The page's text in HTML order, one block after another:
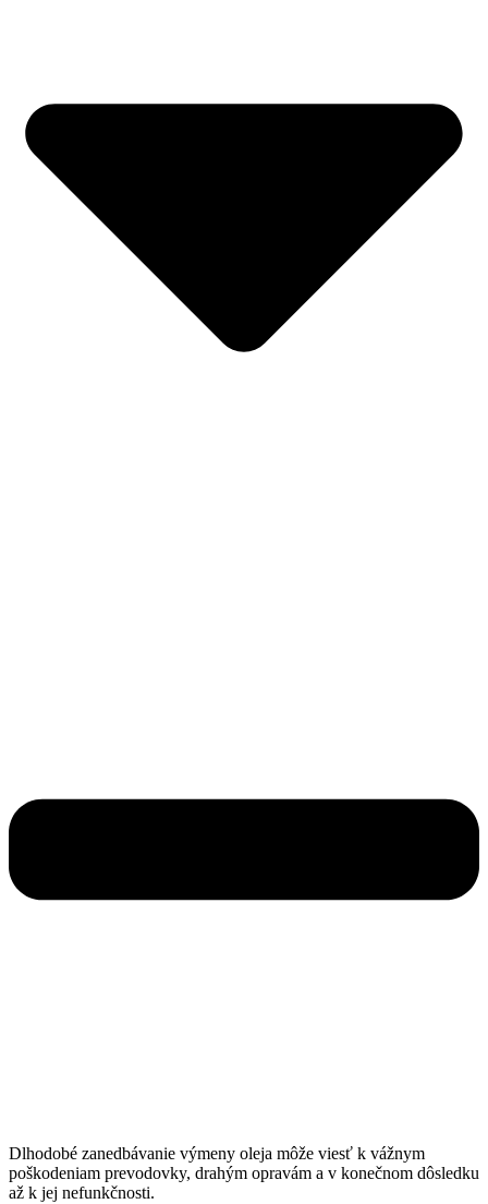
Dlhodobé zanedbávanie výmeny oleja môže viesť k vážnym
poškodeniam prevodovky, drahým opravám a v konečnom dôsledku
až k jej nefunkčnosti.